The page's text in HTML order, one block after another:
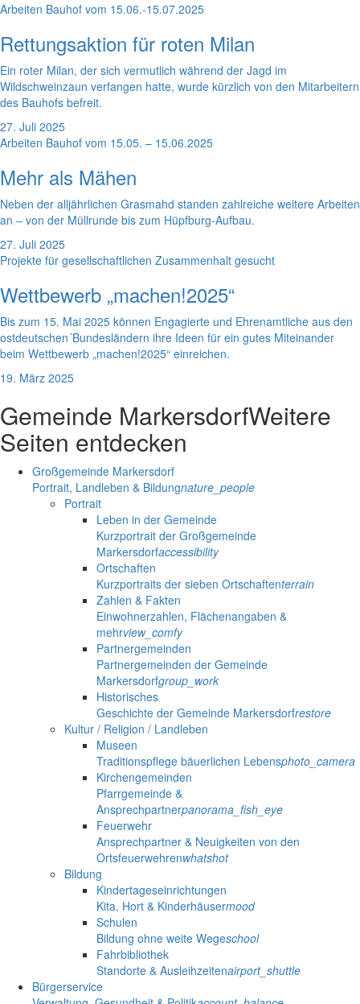
Arbeiten Bauhof vom 15.06.-15.07.2025
Rettungsaktion für roten Milan
Ein roter Milan, der sich vermutlich während der Jagd im
Wildschweinzaun verfangen hatte, wurde kürzlich von den Mitarbeitern
des Bauhofs befreit.
27. Juli 2025
Arbeiten Bauhof vom 15.05. – 15.06.2025
Mehr als Mähen
Neben der alljährlichen Grasmahd standen zahlreiche weitere Arbeiten
an – von der Müllrunde bis zum Hüpfburg-Aufbau.
27. Juli 2025
Projekte für gesellschaftlichen Zusammenhalt gesucht
Wettbewerb „machen!2025“
Bis zum 15. Mai 2025 können Engagierte und Ehrenamtliche aus den
ostdeutschen´Bundesländern ihre Ideen für ein gutes Miteinander
beim Wettbewerb „machen!2025“ einreichen.
19. März 2025
Gemeinde MarkersdorfWeitere
Seiten entdecken
Großgemeinde Markersdorf
Portrait, Landleben & Bildungnature_people
Portrait
Leben in der Gemeinde
Kurzportrait der Großgemeinde
Markersdorfaccessibility
Ortschaften
Kurzportraits der sieben Ortschaftenterrain
Zahlen & Fakten
Einwohnerzahlen, Flächenangaben &
mehrview_comfy
Partnergemeinden
Partnergemeinden der Gemeinde
Markersdorfgroup_work
Historisches
Geschichte der Gemeinde Markersdorfrestore
Kultur / Religion / Landleben
Museen
Traditionspflege bäuerlichen Lebensphoto_camera
Kirchengemeinden
Pfarrgemeinde &
Ansprechpartnerpanorama_fish_eye
Feuerwehr
Ansprechpartner & Neuigkeiten von den
Ortsfeuerwehrenwhatshot
Bildung
Kindertageseinrichtungen
Kita, Hort & Kinderhäusermood
Schulen
Bildung ohne weite Wegeschool
Fahrbibliothek
Standorte & Ausleihzeitenairport_shuttle
Bürgerservice